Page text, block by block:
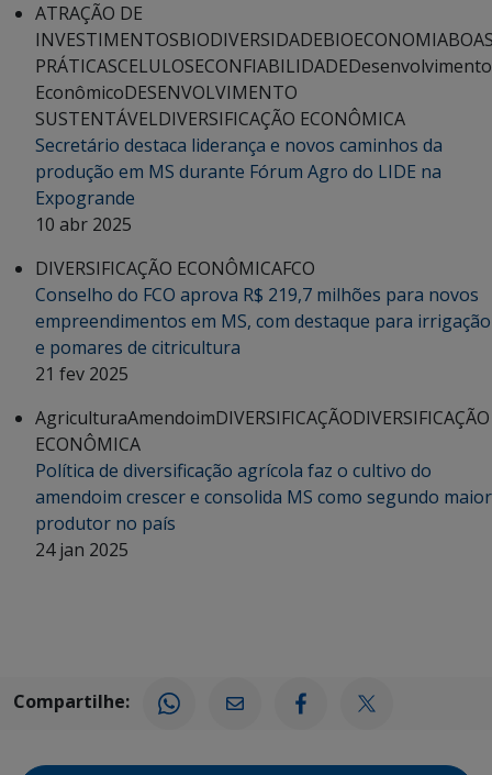
ATRAÇÃO DE
INVESTIMENTOSBIODIVERSIDADEBIOECONOMIA
PRÁTICASCELULOSECONFIABILIDADEDesenvolvimento
EconômicoDESENVOLVIMENTO
SUSTENTÁVELDIVERSIFICAÇÃO ECONÔMICA
Secretário destaca liderança e novos caminhos da
produção em MS durante Fórum Agro do LIDE na
Expogrande
10 abr 2025
DIVERSIFICAÇÃO ECONÔMICAFCO
Conselho do FCO aprova R$ 219,7 milhões para novos
empreendimentos em MS, com destaque para irrigação
e pomares de citricultura
21 fev 2025
AgriculturaAmendoimDIVERSIFICAÇÃODIVERSIFICAÇÃO
ECONÔMICA
Política de diversificação agrícola faz o cultivo do
amendoim crescer e consolida MS como segundo maior
produtor no país
24 jan 2025
Compartilhe: